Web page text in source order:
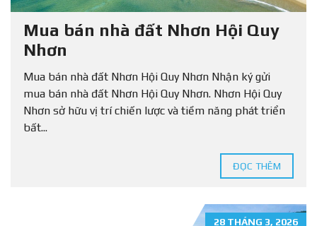
Mua bán nhà đất Nhơn Hội Quy
Nhơn
Mua bán nhà đất Nhơn Hội Quy Nhơn Nhận ký gửi
mua bán nhà đất Nhơn Hội Quy Nhơn. Nhơn Hội Quy
Nhơn sở hữu vị trí chiến lược và tiềm năng phát triển
bất...
ĐỌC THÊM
28 THÁNG 3, 2026